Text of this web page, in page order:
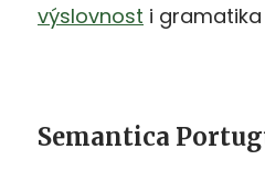
výslovnost i
Semantica